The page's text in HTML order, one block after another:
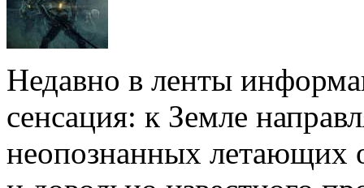
Недавно в ленты
сенсация: к Земле
неопознанных летающих